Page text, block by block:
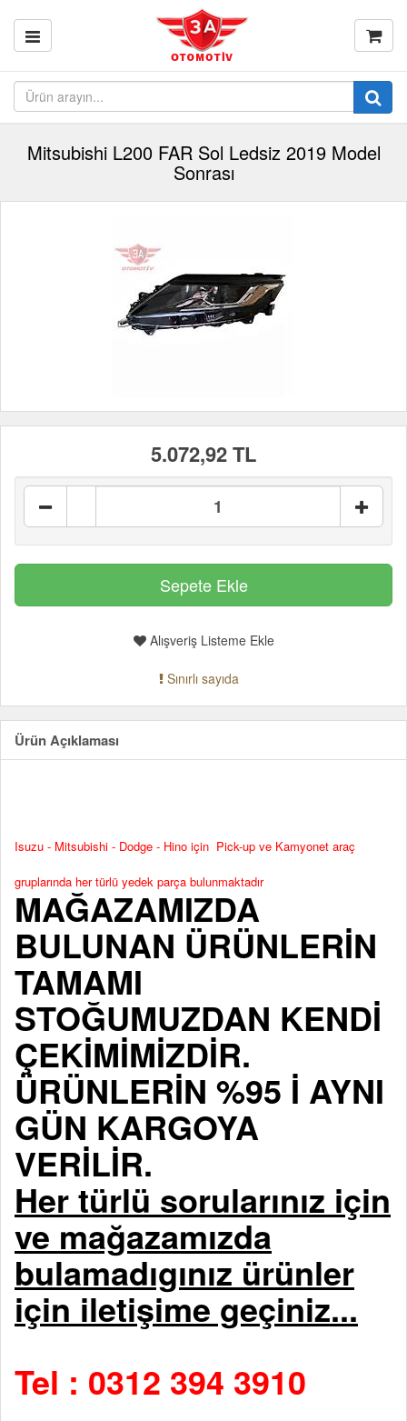
Mitsubishi L200 FAR Sol Ledsiz 2019 Model
Sonrası
5.072,92 TL
Alışveriş Listeme Ekle
Sınırlı sayıda
Ürün Açıklaması
Isuzu - Mitsubishi - Dodge - Hino için Pick-up ve Kamyonet araç
gruplarında her türlü yedek parça bulunmaktadır
MAĞAZAMIZDA
BULUNAN ÜRÜNLERİN
TAMAMI
STOĞUMUZDAN KENDİ
ÇEKİMİMİZDİR.
ÜRÜNLERİN %95 İ AYNI
GÜN KARGOYA
VERİLİR.
Her türlü sorularınız için
ve mağazamızda
bulamadıgınız ürünler
için iletişime geçiniz...
Tel : 0312 394 3910